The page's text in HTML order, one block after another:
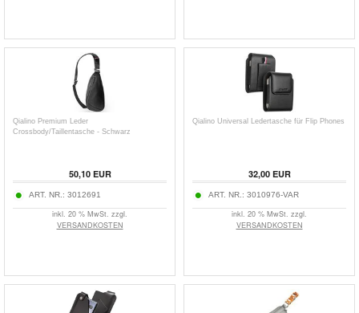
Qialino Premium Leder
Crossbody/Taillentasche - Schwarz
50,10EUR
ART. NR.: 3012691
inkl. 20 % MwSt. zzgl.
VERSANDKOSTEN
Qialino Universal Ledertasche für Flip Phones
32,00EUR
ART. NR.: 3010976-VAR
inkl. 20 % MwSt. zzgl.
VERSANDKOSTEN